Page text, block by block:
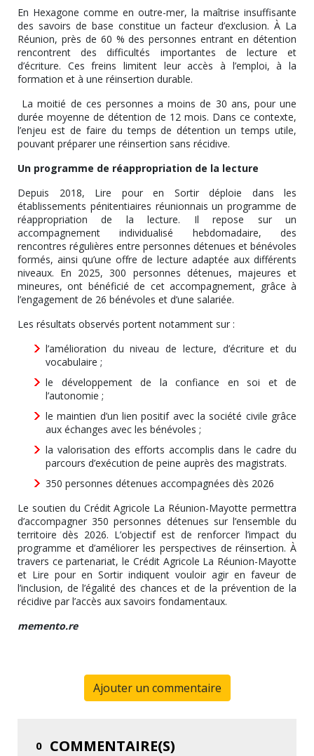
En Hexagone comme en outre-mer, la maîtrise insuffisante
des savoirs de base constitue un facteur d’exclusion. À La
Réunion, près de 60 % des personnes entrant en détention
rencontrent des difficultés importantes de lecture et
d’écriture. Ces freins limitent leur accès à l’emploi, à la
formation et à une réinsertion durable.
La moitié de ces personnes a moins de 30 ans, pour une
durée moyenne de détention de 12 mois. Dans ce contexte,
l’enjeu est de faire du temps de détention un temps utile,
pouvant préparer une réinsertion sans récidive.
Un programme de réappropriation de la lecture
Depuis 2018, Lire pour en Sortir déploie dans les
établissements pénitentiaires réunionnais un programme de
réappropriation de la lecture. Il repose sur un
accompagnement individualisé hebdomadaire, des
rencontres régulières entre personnes détenues et bénévoles
formés, ainsi qu’une offre de lecture adaptée aux différents
niveaux. En 2025, 300 personnes détenues, majeures et
mineures, ont bénéficié de cet accompagnement, grâce à
l’engagement de 26 bénévoles et d’une salariée.
Les résultats observés portent notamment sur :
l’amélioration du niveau de lecture, d’écriture et du
vocabulaire ;
le développement de la confiance en soi et de
l’autonomie ;
le maintien d’un lien positif avec la société civile grâce
aux échanges avec les bénévoles ;
la valorisation des efforts accomplis dans le cadre du
parcours d’exécution de peine auprès des magistrats.
350 personnes détenues accompagnées dès 2026
Le soutien du Crédit Agricole La Réunion-Mayotte permettra
d’accompagner 350 personnes détenues sur l’ensemble du
territoire dès 2026. L’objectif est de renforcer l’impact du
programme et d’améliorer les perspectives de réinsertion. À
travers ce partenariat, le Crédit Agricole La Réunion-Mayotte
et Lire pour en Sortir indiquent vouloir agir en faveur de
l’inclusion, de l’égalité des chances et de la prévention de la
récidive par l’accès aux savoirs fondamentaux.
memento.re
Ajouter un commentaire
0 COMMENTAIRE(S)